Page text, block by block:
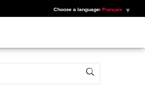
Choose a language: Français